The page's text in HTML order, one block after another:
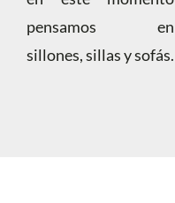
pensamos en
sillones, sillas y sofás.